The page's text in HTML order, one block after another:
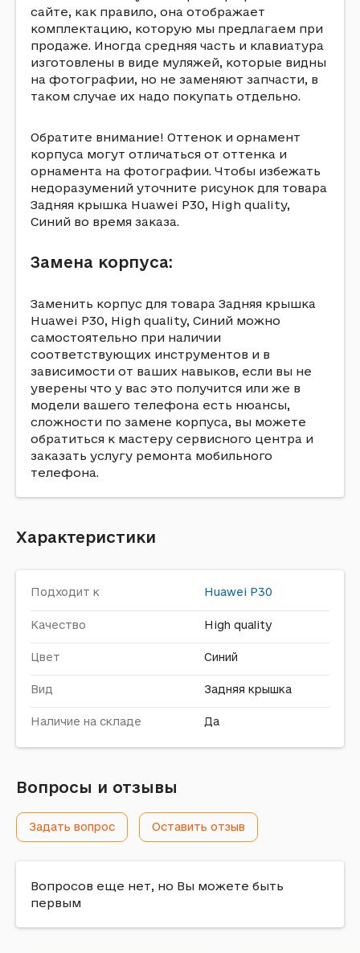
сайте, как правило, она отображает
комплектацию, которую мы предлагаем при
продаже. Иногда средняя часть и клавиатура
изготовлены в виде муляжей, которые видны
на фотографии, но не заменяют запчасти, в
таком случае их надо покупать отдельно.
Обратите внимание! Оттенок и орнамент
корпуса могут отличаться от оттенка и
орнамента на фотографии. Чтобы избежать
недоразумений уточните рисунок для товара
Задняя крышка Huawei P30, High quality,
Синий во время заказа.
Замена корпуса:
Заменить корпус для товара Задняя крышка
Huawei P30, High quality, Синий можно
самостоятельно при наличии
соответствующих инструментов и в
зависимости от ваших навыков, если вы не
уверены что у вас это получится или же в
модели вашего телефона есть нюансы,
сложности по замене корпуса, вы можете
обратиться к мастеру сервисного центра и
заказать услугу ремонта мобильного
телефона.
Характеристики
Подходит к Huawei P30
Качество High quality
Цвет Синий
Вид Задняя крышка
Наличие на складе Да
Вопросы и отзывы
Задать вопрос Оставить отзыв
Вопросов еще нет, но Вы можете быть
первым